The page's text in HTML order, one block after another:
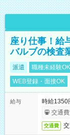
座り仕事！給
バルブの検査
派遣 職種未経験OK
WEB登録・面接OK
給与
時給1350
交通
交通費